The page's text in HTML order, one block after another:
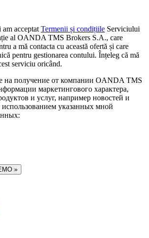
acceptat Termenii și condițiile Serviciului
al OANDA TMS Brokers S.A., care
a mă contacta cu această ofertă și care
pentru gestionarea contului. Înțeleg că mă
serviciu oricând.
на получение от компании OANDA TMS
маркетингового характера,
и услуг, например новостей и
указанных мной
»